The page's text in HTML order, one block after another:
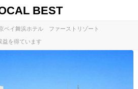
BEST
ベイ舞浜ホテル ファーストリゾート
益を得ています